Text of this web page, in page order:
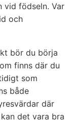
vid födseln. Var
och
bör du börja
finns där du
som
både
där
det vara bra